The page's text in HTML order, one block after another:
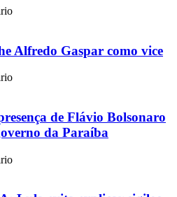
Alfredo Gaspar como vice
de Flávio Bolsonaro
da Paraíba